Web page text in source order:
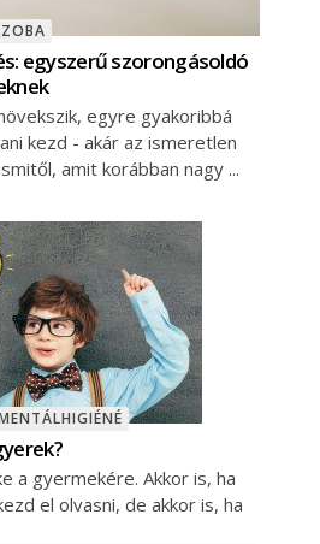
egyszerű szorongásoldó
egyre gyakoribbá
kezd - akár az ismeretlen
amit korábban nagy
a gyermekére. Akkor is, ha
el olvasni, de akkor is, ha